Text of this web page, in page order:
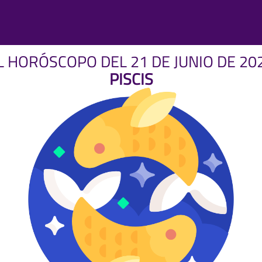
HORÓSCOPO DEL 21 DE JUNIO DE
PISCIS